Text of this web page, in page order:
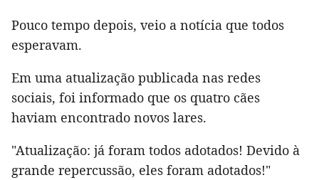
Pouco tempo depois, veio a notícia que todos
esperavam.
Em uma atualização publicada nas redes
sociais, foi informado que os quatro cães
haviam encontrado novos lares.
"Atualização: já foram todos adotados! Devido à
grande repercussão, eles foram adotados!"